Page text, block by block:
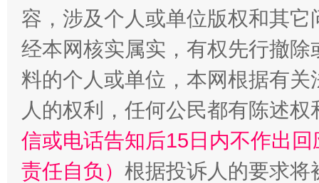
容，涉及个人或单位版权和其它
经本网核实属实，有权先行撤
料的个人或单位，本网根据有
人的权利，任何公民都有陈述
信或电话告知后15日内不作出
责任自负） 根据投诉人的要求将